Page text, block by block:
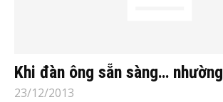
Khi đàn ông sẵn sàng… nhường
23/12/2013